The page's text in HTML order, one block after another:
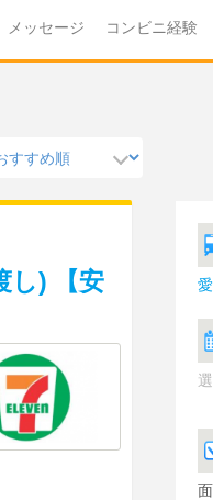
メッセージ コンビニ経験
し) 【安